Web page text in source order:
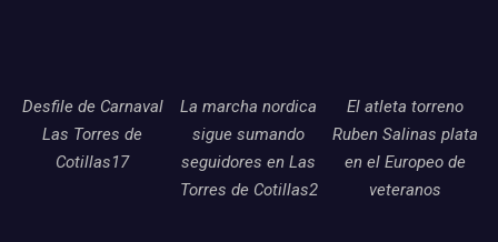
Desfile de Carnaval
Las Torres de
Cotillas17
La marcha nordica
sigue sumando
seguidores en Las
Torres de Cotillas2
El atleta torreno
Ruben Salinas plata
en el Europeo de
veteranos